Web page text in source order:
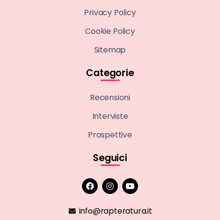
Privacy Policy
Cookie Policy
Sitemap
Categorie
Recensioni
Interviste
Prospettive
Seguici
info@rapteratura.it